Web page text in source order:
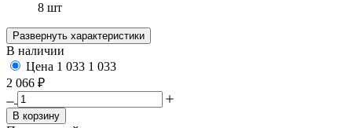
8 шт
Развернуть характеристики
В наличии
Цена 1 033 1 033
2 066 ₽
В корзину